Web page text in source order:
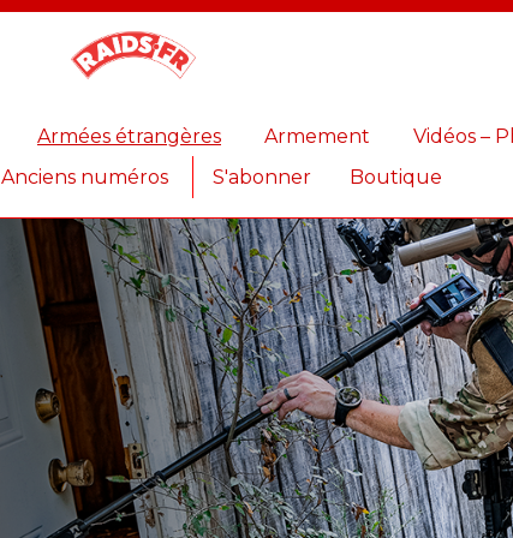
Armées étrangères Armement
Vidéos –
Anciens numéros S'abonner Boutique